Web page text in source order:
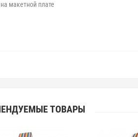
макетной плате
ТОВАРЫ